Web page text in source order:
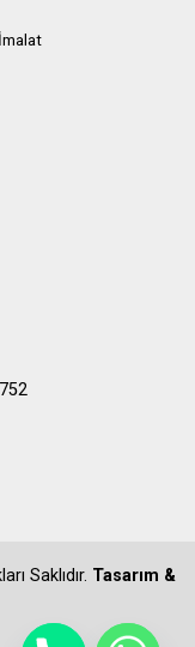
Saklıdır. Tasarım &